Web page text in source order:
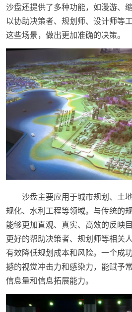
沙盘还提供了多种功能，如漫游、
以协助决策者、规划师、设计师等
这些场景，做出更加准确的决策。
沙盘主要应用于城市规划、土
规化、水利工程等领域。与传统的
能够更加直观、真实、高效的反映
更好的帮助决策者、规划师等相关
有效降低规划成本和风险。一个成
撼的视觉冲击力和感染力，能赋予
信息量和信息拓展能力。